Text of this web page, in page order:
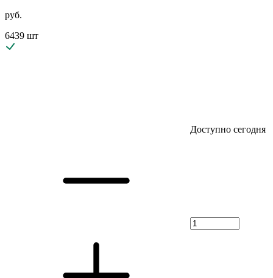
руб.
6439 шт
Доступно сегодня